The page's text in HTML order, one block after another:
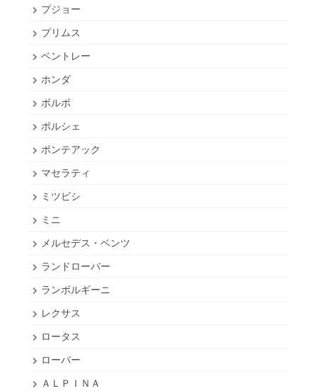
プジョー
プリムス
ベントレー
ホンダ
ボルボ
ポルシェ
ポンテアック
マセラティ
ミツビシ
ミニ
メルセデス・ベンツ
ランドローバー
ランボルギーニ
レクサス
ロータス
ローバー
ＡＬＰＩＮＡ